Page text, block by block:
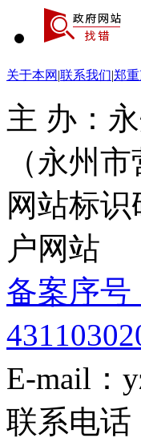
关于本网 |联系我们|郑
主 办：
（永州
网站标
户网站
备案序号
E-mail：
联系电话